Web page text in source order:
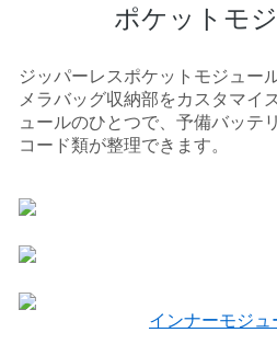
ポケットモ
ジッパーレスポケットモジュー
メラバッグ収納部をカスタマイ
ュールのひとつで、予備バッテ
コード類が整理できます。
インナーモジュ